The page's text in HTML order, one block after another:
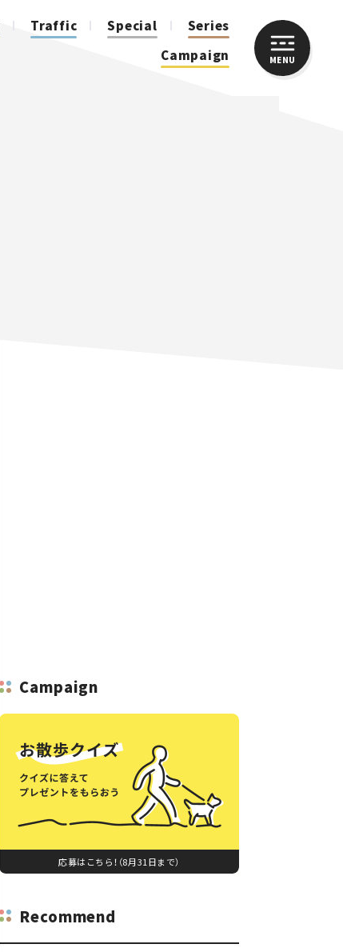
Traffic Special
Series
Campaign
MENU
Campaign
応募はこちら！（8月31日まで）
Recommend
CLOSE